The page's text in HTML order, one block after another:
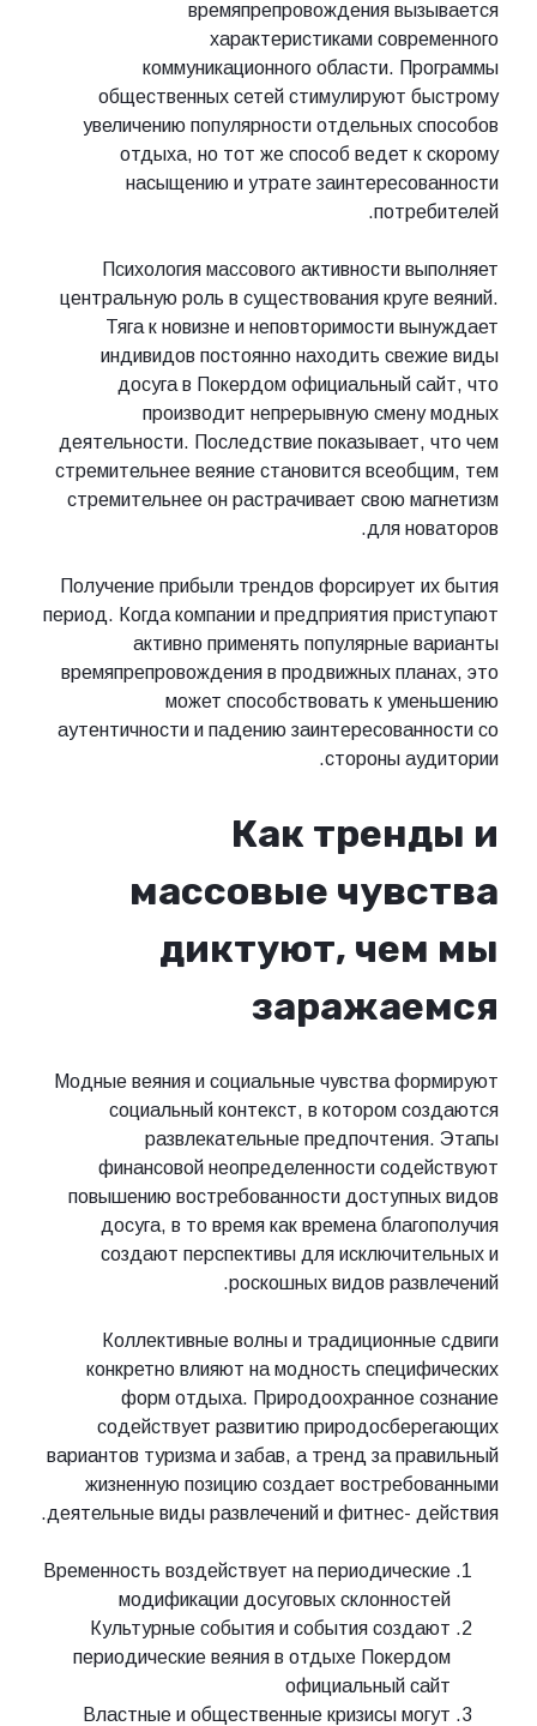
времяпрепровождения
характеристиками
коммуникационного области.
общественных сетей стимулируют
увеличению популярности отдельных
отдыха, но тот же способ ведет к
насыщению и утрате
Психология массового активности
центральную роль в существования
Тяга к новизне и неповторимости
индивидов постоянно находить
досуга в Покердом официальный
производит непрерывную
деятельности. Последствие
стремительнее веяние становится
стремительнее он растрачивает свою
для
Получение прибыли трендов форсирует
период. Когда компании и предприятия
активно применять популярные
времяпрепровождения в продвижных
может способствовать к
аутентичности и падению
стороны
Как
массовые
диктуют,
Модные веяния и социальные чувства
социальный контекст, в котором
развлекательные
финансовой неопределенности
повышению востребованности
досуга, в то время как времена
создают перспективы для
роскошных видов
Коллективные волны и
конкретно влияют на модность
форм отдыха. Природоохранное
содействует развитию
вариантов туризма и забав, а тренд за
жизненную позицию создает
деятельные виды развлечений и фитнес-
Временность воздействует на
модификации досуговых
Культурные события и события
периодические веяния в отдыхе
официальный
Властные и общественные кризисы